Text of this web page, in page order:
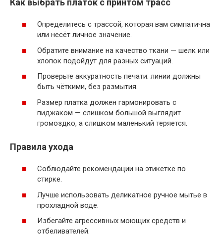
Определитесь с трассой, которая вам симпатична
или несёт личное значение.
Обратите внимание на качество ткани — шелк или
хлопок подойдут для разных ситуаций.
Проверьте аккуратность печати: линии должны
быть чёткими, без размытия.
Размер платка должен гармонировать с
пиджаком — слишком большой выглядит
громоздко, а слишком маленький теряется.
Правила ухода
Соблюдайте рекомендации на этикетке по
стирке.
Лучше использовать деликатное ручное мытье в
прохладной воде.
Избегайте агрессивных моющих средств и
отбеливателей.